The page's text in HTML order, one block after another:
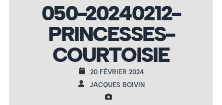
050-20240212-
PRINCESSES-
COURTOISIE
20 FÉVRIER 2024
JACQUES BOIVIN